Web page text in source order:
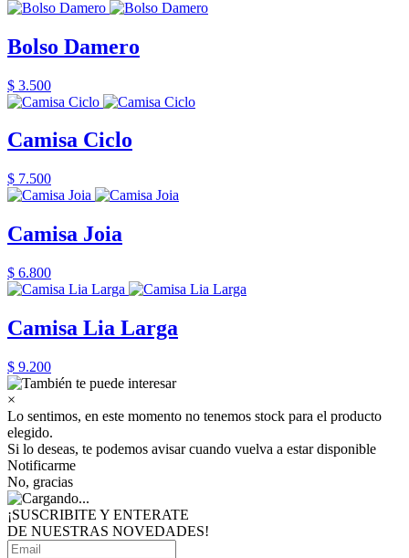
Bolso Damero
$ 3.500
Camisa Ciclo
$ 7.500
Camisa Joia
$ 6.800
Camisa Lia Larga
$ 9.200
×
Lo sentimos, en este momento no tenemos stock para el producto
elegido.
Si lo deseas, te podemos avisar cuando vuelva a estar disponible
Notificarme
No, gracias
¡SUSCRIBITE Y ENTERATE
DE NUESTRAS NOVEDADES!